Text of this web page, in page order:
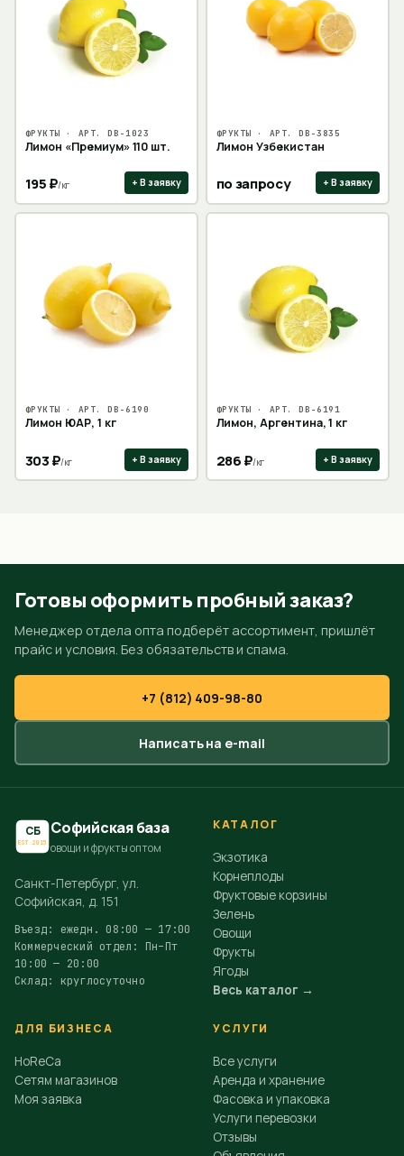
ФРУКТЫ · АРТ.DB-1023
Лимон «Премиум» 110 шт.
195₽/кг + В заявку
ФРУКТЫ · АРТ.DB-3835
Лимон Узбекистан
по запросу + В заявку
ФРУКТЫ · АРТ.DB-6190
Лимон ЮАР, 1 кг
303₽/кг + В заявку
ФРУКТЫ · АРТ.DB-6191
Лимон, Аргентина, 1 кг
286₽/кг + В заявку
Готовы оформить пробный заказ?
Менеджер отдела опта подберёт ассортимент, пришлёт
прайс и условия. Без обязательств и спама.
+7 (812) 409-98-80
Написать на e-mail
СБ
EST.2015
Софийская база
овощи и фрукты оптом
Санкт-Петербург, ул.
Софийская, д. 151
Въезд: ежедн. 08:00 — 17:00
Коммерческий отдел: Пн–Пт
10:00 — 20:00
Склад: круглосуточно
КАТАЛОГ
Экзотика
Корнеплоды
Фруктовые корзины
Зелень
Овощи
Фрукты
Ягоды
Весь каталог →
ДЛЯ БИЗНЕСА
HoReCa
Сетям магазинов
Моя заявка
УСЛУГИ
Все услуги
Аренда и хранение
Фасовка и упаковка
Услуги перевозки
Отзывы